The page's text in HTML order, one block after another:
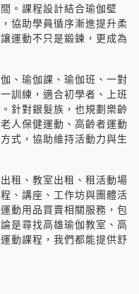
。課程設計結合瑜伽壁
協助學員循序漸進提升柔
運動不只是鍛鍊，更成為
、瑜伽課、瑜伽班、一對
訓練，適合初學者、上班
針對銀髮族，也規劃樂齡
人保健運動、高齡者運動
式，協助維持活動力與生
租、教室出租、租活動場
、講座、工作坊與團體活
動用品買賣相關服務，包
是尋找高雄瑜伽教室、高
動課程，我們都能提供舒